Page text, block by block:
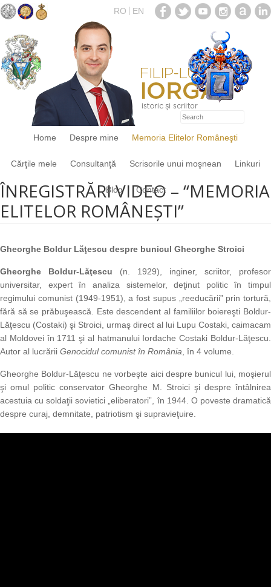
RO EN
Home Despre mine Memoria Elitelor Româneşti
Cărţile mele Consultanţă Scrisorile unui moşnean Linkuri
Blog Contact
ÎNREGISTRĂRI VIDEO – “MEMORIA
ELITELOR ROMÂNEŞTI”
Gheorghe Boldur Lăţescu despre bunicul Gheorghe Stroici
Gheorghe Boldur-Lăţescu (n. 1929), inginer, scriitor, profesor
universitar, expert în analiza sistemelor, deţinut politic în timpul
regimului comunist (1949-1951), a fost supus „reeducării” prin tortură,
fără să se prăbuşească. Este descendent al familiilor boiereşti Boldur-
Lăţescu (Costaki) şi Stroici, urmaş direct al lui Lupu Costaki, caimacam
al Moldovei în 1711 şi al hatmanului Iordache Costaki Boldur-Lăţescu.
Autor al lucrării Genocidul comunist în România , în 4 volume.
Gheorghe Boldur-Lăţescu ne vorbeşte aici despre bunicul lui, moşierul
şi omul politic conservator Gheorghe M. Stroici şi despre întâlnirea
acestuia cu soldaţii sovietici „eliberatori”, în 1944. O poveste dramatică
despre curaj, demnitate, patriotism şi supravieţuire.